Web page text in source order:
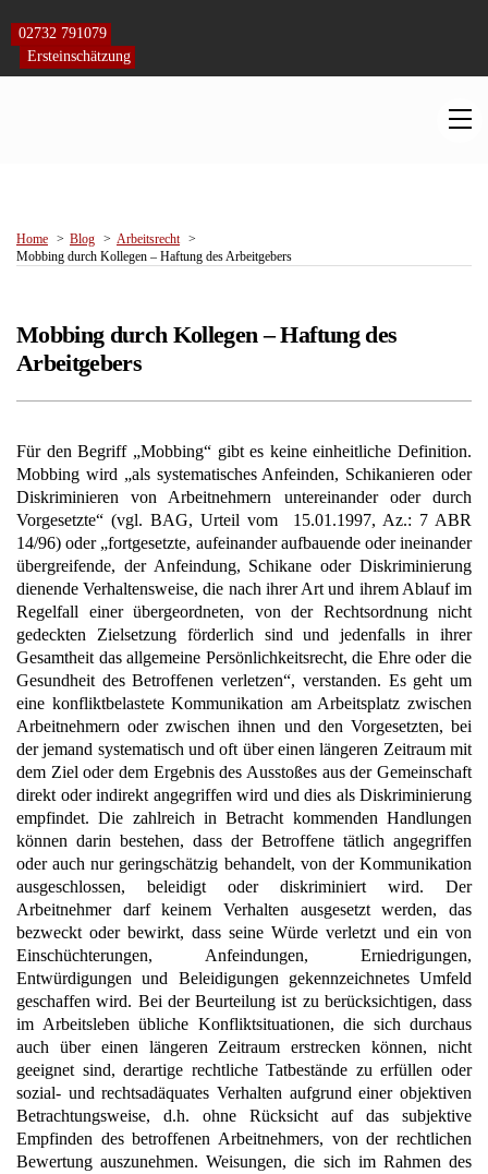
content
02732 791079
Ersteinschätzung
Home Blog
Arbeitsrecht
Mobbing durch Kollegen – Haftung des Arbeitgebers
Mobbing durch Kollegen – Haftung des
Arbeitgebers
Für den Begriff „Mobbing“ gibt es keine einheitliche Definition.
Mobbing wird „als systematisches Anfeinden, Schikanieren oder
Diskriminieren von Arbeitnehmern untereinander oder durch
Vorgesetzte“ (vgl. BAG, Urteil vom 15.01.1997, Az.: 7 ABR
14/96) oder „fortgesetzte, aufeinander aufbauende oder ineinander
übergreifende, der Anfeindung, Schikane oder Diskriminierung
dienende Verhaltensweise, die nach ihrer Art und ihrem Ablauf im
Regelfall einer übergeordneten, von der Rechtsordnung nicht
gedeckten Zielsetzung förderlich sind und jedenfalls in ihrer
Gesamtheit das allgemeine Persönlichkeitsrecht, die Ehre oder die
Gesundheit des Betroffenen verletzen“, verstanden. Es geht um
eine konfliktbelastete Kommunikation am Arbeitsplatz zwischen
Arbeitnehmern oder zwischen ihnen und den Vorgesetzten, bei
der jemand systematisch und oft über einen längeren Zeitraum mit
dem Ziel oder dem Ergebnis des Ausstoßes aus der Gemeinschaft
direkt oder indirekt angegriffen wird und dies als Diskriminierung
empfindet. Die zahlreich in Betracht kommenden Handlungen
können darin bestehen, dass der Betroffene tätlich angegriffen
oder auch nur geringschätzig behandelt, von der Kommunikation
ausgeschlossen, beleidigt oder diskriminiert wird. Der
Arbeitnehmer darf keinem Verhalten ausgesetzt werden, das
bezweckt oder bewirkt, dass seine Würde verletzt und ein von
Einschüchterungen, Anfeindungen, Erniedrigungen,
Entwürdigungen und Beleidigungen gekennzeichnetes Umfeld
geschaffen wird. Bei der Beurteilung ist zu berücksichtigen, dass
im Arbeitsleben übliche Konfliktsituationen, die sich durchaus
auch über einen längeren Zeitraum erstrecken können, nicht
geeignet sind, derartige rechtliche Tatbestände zu erfüllen oder
sozial- und rechtsadäquates Verhalten aufgrund einer objektiven
Betrachtungsweise, d.h. ohne Rücksicht auf das subjektive
Empfinden des betroffenen Arbeitnehmers, von der rechtlichen
Bewertung auszunehmen. Weisungen, die sich im Rahmen des